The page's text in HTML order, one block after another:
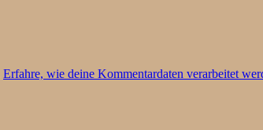
Erfahre, wie deine Kommentardaten verarbeitet